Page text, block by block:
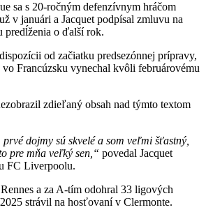
sa s 20-ročným defenzívnym hráčom
v januári a Jacquet podpísal zmluvu na
predĺženia o ďalší rok.
od začiatku predsezónnej prípravy,
Francúzsku vynechal kvôli februárovému
zdieľaný obsah nad týmto textom
dojmy sú skvelé a som veľmi šťastný,
pre mňa veľký sen,“ povedal Jacquet
FC Liverpoolu.
a za A-tím odohral 33 ligových
strávil na hosťovaní v Clermonte.